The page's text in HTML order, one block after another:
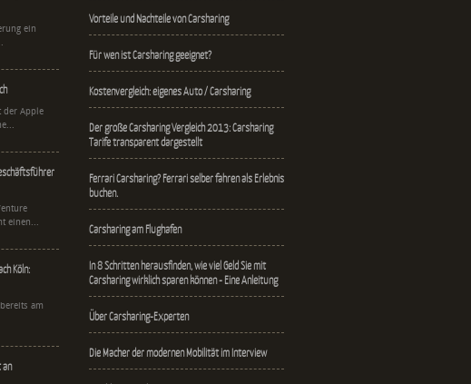
ein
der Apple
einen...
Köln:
am
an
Vorteile und Nachteile von Carsharing
Für wen ist Carsharing geeignet?
Kostenvergleich: eigenes Auto / Carsharing
Der große Carsharing Vergleich 2013: Carsharing
Tarife transparent dargestellt
Ferrari Carsharing? Ferrari selber fahren als Erlebnis
buchen.
Carsharing am Flughafen
In 8 Schritten herausfinden, wie viel Geld Sie mit
Carsharing wirklich sparen können - Eine Anleitung
Über Carsharing-Experten
Die Macher der modernen Mobilität im Interview